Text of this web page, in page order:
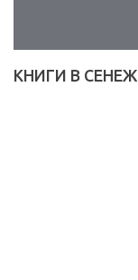
КНИГИ В СЕНЕЖ